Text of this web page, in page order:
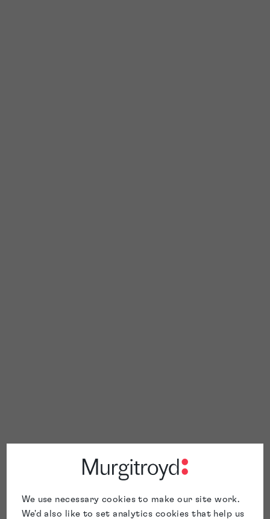
We use necessary cookies to make our site work.
We'd also like to set analytics cookies that help us